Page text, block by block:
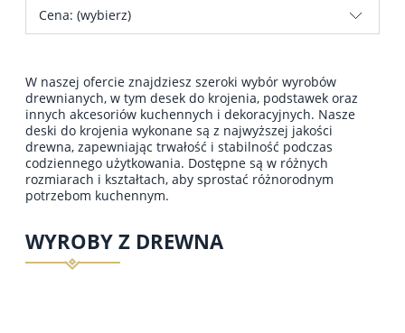
Cena: (wybierz)
W naszej ofercie znajdziesz szeroki wybór wyrobów
drewnianych, w tym desek do krojenia, podstawek oraz
innych akcesoriów kuchennych i dekoracyjnych. Nasze
deski do krojenia wykonane są z najwyższej jakości
drewna, zapewniając trwałość i stabilność podczas
codziennego użytkowania. Dostępne są w różnych
rozmiarach i kształtach, aby sprostać różnorodnym
potrzebom kuchennym.
WYROBY Z DREWNA